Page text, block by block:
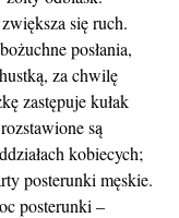
się ruch.
posłania,
za chwilę
zastępuje kułak
są
kobiecych;
posterunki męskie.
posterunki –